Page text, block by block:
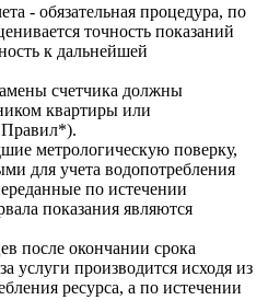
- обязательная процедура, по
точность показаний
к дальнейшей
счетчика должны
квартиры или
Правил*).
метрологическую поверку,
для учета водопотребления
по истечении
показания являются
после окончании срока
услуги производится исходя из
ресурса, а по истечении